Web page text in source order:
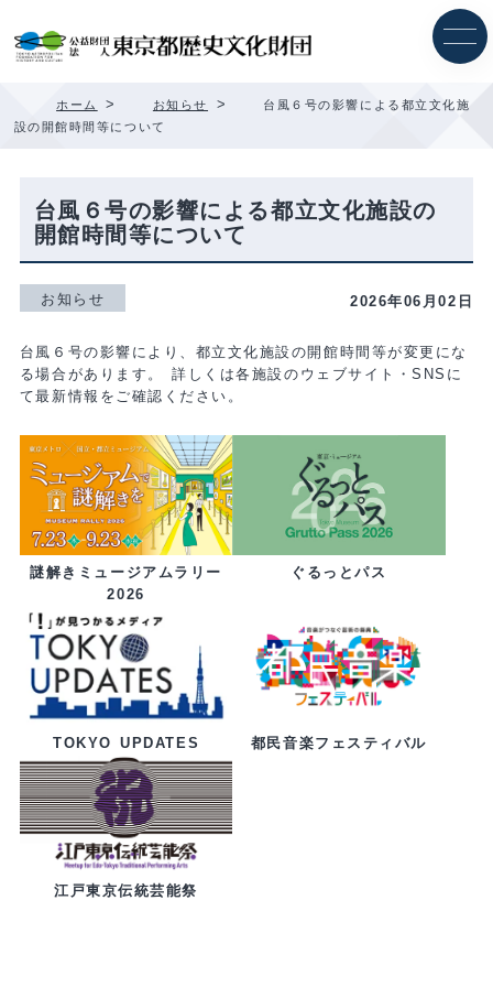
ッ
ホーム > お知らせ >
台風６号の影響による都立文化施
設の開館時間等について
台風６号の影響による都立文化施設の
開館時間等について
お知らせ 2026年06月02日
台風６号の影響により、都立文化施設の開館時間等が変更にな
る場合があります。 詳しくは各施設のウェブサイト・SNSに
て最新情報をご確認ください。
謎解きミュージアムラリー
2026
ぐるっとパス
TOKYO UPDATES 都民音楽フェスティバル
江戸東京伝統芸能祭